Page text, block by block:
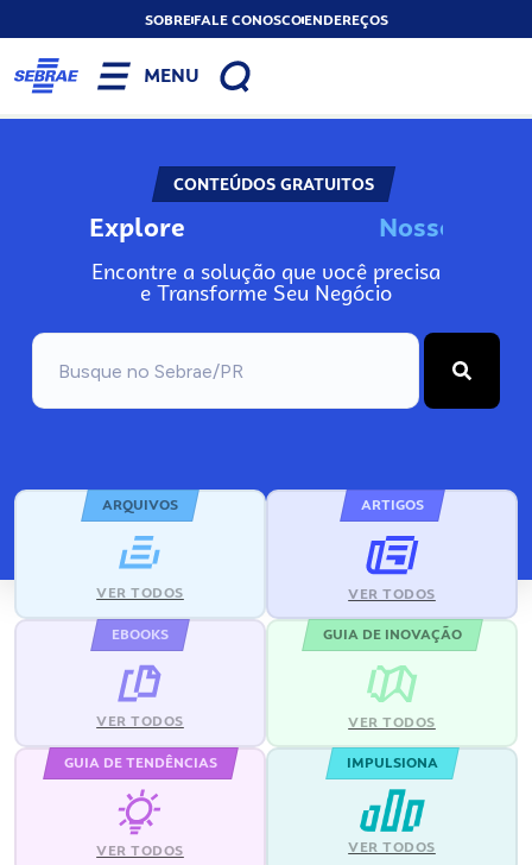
SOBREFALE CONOSCOENDEREÇOS
MENU
CONTEÚDOS GRATUITOS
Explore No
Encontre a solução que você precisa
e Transforme Seu Negócio
ARQUIVOS
VER TODOS
ARTIGOS
VER TODOS
EBOOKS
VER TODOS
GUIA DE INOVAÇÃO
VER TODOS
GUIA DE TENDÊNCIAS
VER TODOS
IMPULSIONA
VER TODOS